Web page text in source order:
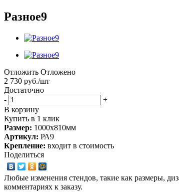
Разное9
Отложить Отложено
2 730 руб./шт
Достаточно
-
+
В корзину
Купить в 1 клик
Размер: 1000х810мм
Артикул: РА9
Крепление: входит в стоимость
Поделиться
Любые изменения стендов, такие как размеры,
комментариях к заказу.